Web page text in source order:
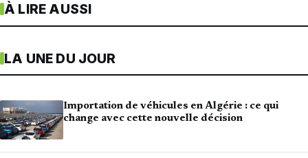
À LIRE AUSSI
LA UNE DU JOUR
Importation de véhicules en Algérie : ce qui
change avec cette nouvelle décision